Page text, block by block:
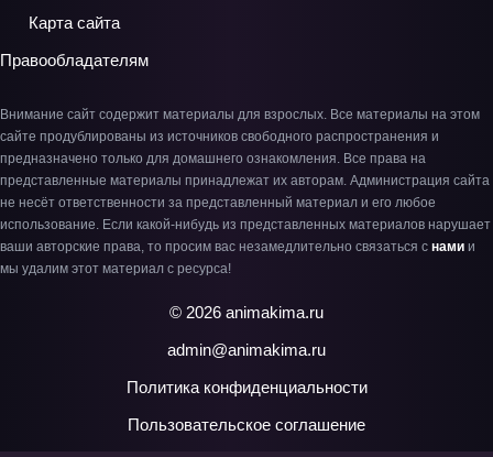
Карта сайта
Правообладателям
Внимание сайт содержит материалы для взрослых. Все материалы на этом
сайте продублированы из источников свободного распространения и
предназначено только для домашнего ознакомления. Все права на
представленные материалы принадлежат их авторам. Администрация сайта
не несёт ответственности за представленный материал и его любое
использование. Если какой-нибудь из представленных материалов нарушает
ваши авторские права, то просим вас незамедлительно связаться с нами и
мы удалим этот материал с ресурса!
© 2026 animakima.ru
admin@animakima.ru
Политика конфиденциальности
Пользовательское соглашение